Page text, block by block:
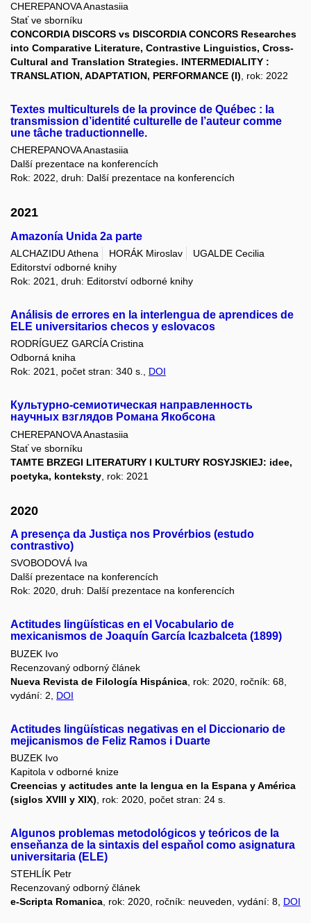
CHEREPANOVA Anastasiia
Stať ve sborníku
CONCORDIA DISCORS vs DISCORDIA CONCORS Researches
into Comparative Literature, Contrastive Linguistics, Cross-
Cultural and Translation Strategies. INTERMEDIALITY :
TRANSLATION, ADAPTATION, PERFORMANCE (I) , rok: 2022
Textes multiculturels de la province de Québec : la
transmission d’identité culturelle de l’auteur comme
une tâche traductionnelle.
CHEREPANOVA Anastasiia
Další prezentace na konferencích
Rok: 2022, druh: Další prezentace na konferencích
2021
Amazonía Unida 2a parte
ALCHAZIDU Athena HORÁK Miroslav
UGALDE Cecilia
Editorství odborné knihy
Rok: 2021, druh: Editorství odborné knihy
Análisis de errores en la interlengua de aprendices de
ELE universitarios checos y eslovacos
RODRÍGUEZ GARCÍA Cristina
Odborná kniha
Rok: 2021, počet stran: 340 s., DOI
Культурно-семиотическая направленность
научных взглядов Романа Якобсона
CHEREPANOVA Anastasiia
Stať ve sborníku
TAMTE BRZEGI LITERATURY I KULTURY ROSYJSKIEJ: idee,
poetyka, konteksty , rok: 2021
2020
A presença da Justiça nos Provérbios (estudo
contrastivo)
SVOBODOVÁ Iva
Další prezentace na konferencích
Rok: 2020, druh: Další prezentace na konferencích
Actitudes lingüísticas en el Vocabulario de
mexicanismos de Joaquín García Icazbalceta (1899)
BUZEK Ivo
Recenzovaný odborný článek
Nueva Revista de Filología Hispánica , rok: 2020, ročník: 68,
vydání: 2, DOI
Actitudes lingüísticas negativas en el Diccionario de
mejicanismos de Feliz Ramos i Duarte
BUZEK Ivo
Kapitola v odborné knize
Creencias y actitudes ante la lengua en la Espana y América
(siglos XVIII y XIX) , rok: 2020, počet stran: 24 s.
Algunos problemas metodológicos y teóricos de la
enseňanza de la sintaxis del espaňol como asignatura
universitaria (ELE)
STEHLÍK Petr
Recenzovaný odborný článek
e-Scripta Romanica, rok: 2020, ročník: neuveden, vydání: 8, DOI